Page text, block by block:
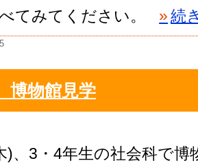
てみてください。
»続
物館見学
3・4年生の社会科で博